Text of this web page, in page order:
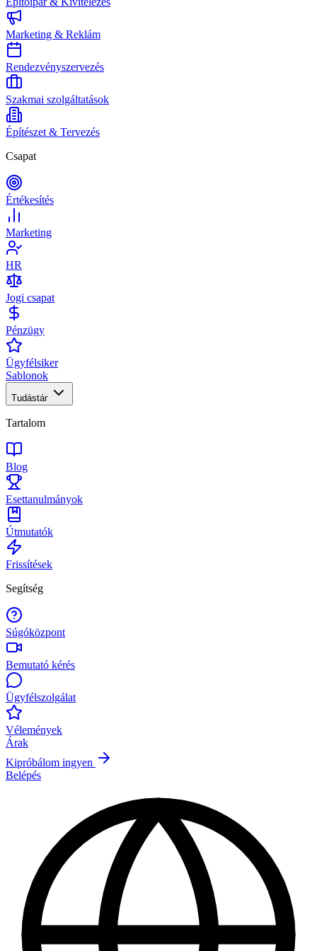
Marketing & Reklám
Rendezvényszervezés
Szakmai szolgáltatások
Építészet & Tervezés
Csapat
Értékesítés
Marketing
HR
Jogi csapat
Pénzügy
Ügyfélsiker
Sablonok
Tudástár
Tartalom
Blog
Esettanulmányok
Útmutatók
Frissítések
Segítség
Súgóközpont
Bemutató kérés
Ügyfélszolgálat
Vélemények
Árak
Kipróbálom ingyen
Belépés